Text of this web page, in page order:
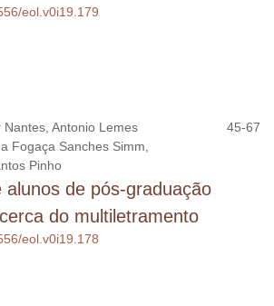
eol.v0i19.179
Nantes, Antonio Lemes
Fogaça Sanches Simm,
Pinho
45-67
alunos de pós-graduação
do multiletramento
eol.v0i19.178